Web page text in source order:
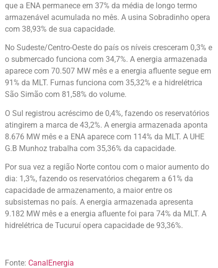
que a ENA permanece em 37% da média de longo termo
armazenável acumulada no mês. A usina Sobradinho opera
com 38,93% de sua capacidade.
No Sudeste/Centro-Oeste do país os níveis cresceram 0,3% e
o submercado funciona com 34,7%. A energia armazenada
aparece com 70.507 MW mês e a energia afluente segue em
91% da MLT. Furnas funciona com 35,32% e a hidrelétrica
São Simão com 81,58% do volume.
O Sul registrou acréscimo de 0,4%, fazendo os reservatórios
atingirem a marca de 43,2%. A energia armazenada aponta
8.676 MW mês e a ENA aparece com 114% da MLT. A UHE
G.B Munhoz trabalha com 35,36% da capacidade.
Por sua vez a região Norte contou com o maior aumento do
dia: 1,3%, fazendo os reservatórios chegarem a 61% da
capacidade de armazenamento, a maior entre os
subsistemas no país. A energia armazenada apresenta
9.182 MW mês e a energia afluente foi para 74% da MLT. A
hidrelétrica de Tucuruí opera capacidade de 93,36%.
Fonte: CanalEnergia